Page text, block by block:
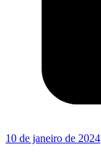
10 de janeiro de 2024